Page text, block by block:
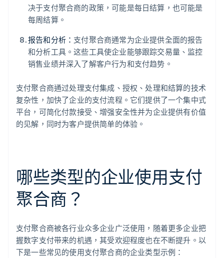
决于支付聚合商的政策，可能是每日结算，也可能是
每周结算。
报告和分析： 支付聚合商通常为企业提供全面的报告
和分析工具。这些工具使企业能够跟踪交易量、监控
销售业绩并深入了解客户行为和支付趋势。
支付聚合商通过处理支付集成、授权、处理和结算的技术
复杂性，加快了企业的支付流程。它们提供了一个集中式
平台，可简化付款接受、增强安全性并为企业提供有价值
的见解，同时为客户提供简单的体验。
哪些类型的企业使用支付
聚合商？
支付聚合商被各行业众多企业广泛使用，随着更多企业把
握数字支付带来的机遇，其受欢迎程度也在不断提升。以
下是一些常见的使用支付聚合商的企业类型示例：